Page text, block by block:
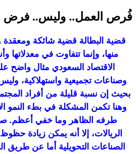
فُرص العمل.. وليس.. فرض
قضية البطالة قضية شائكة ومعقدة
منها، وإنما تتفاوت في معدلاتها
الاقتصاد السعودي مثال واضح
وصناعات تجميعية واستهلاكية،
بحيث إن نسبة قليلة من أفراد
وهنا تكمن المشكلة في بطء النمو
طرفه الظاهر وما خفي أعظم.
الريالات، إلا أنه يمكن زيادة
الصناعات التحويلية أما عن طريق